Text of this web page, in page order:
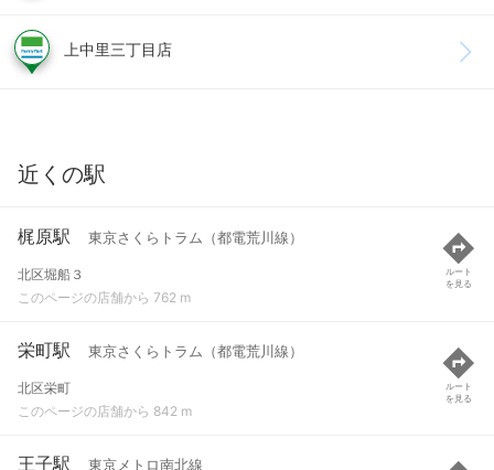
上中里三丁目店
近くの駅
梶原駅 東京さくらトラム（都電荒川線）
北区堀船３
このページの店舗から 762 m
ルート
を見る
栄町駅 東京さくらトラム（都電荒川線）
北区栄町
このページの店舗から 842 m
ルート
を見る
王子駅 東京メトロ南北線